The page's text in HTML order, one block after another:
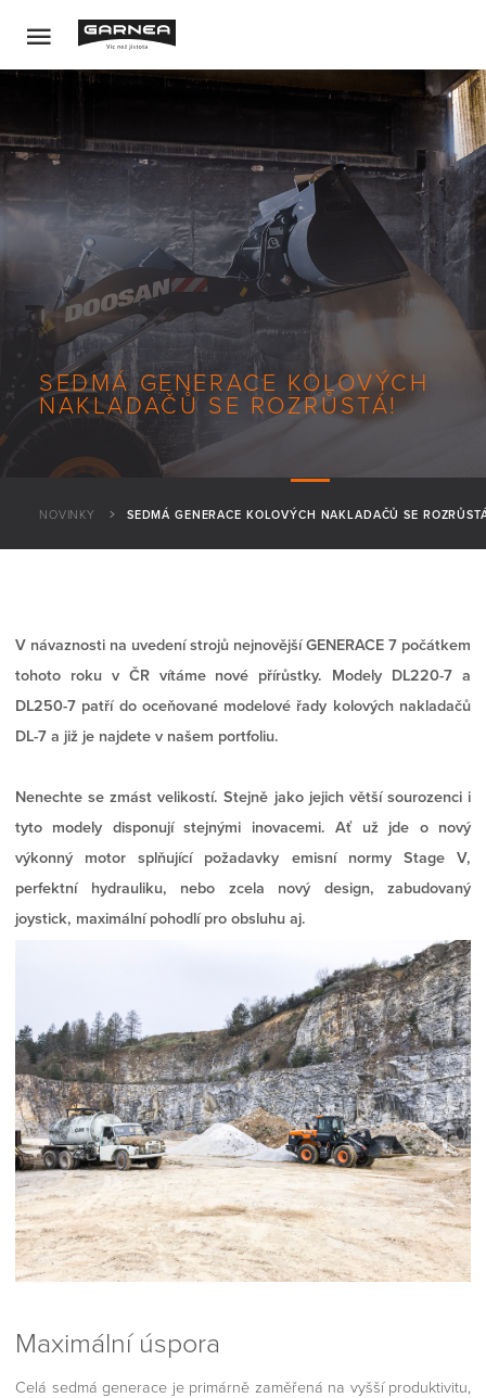
SEDMÁ GENERACE KOLOVÝCH
NAKLADAČŮ SE ROZRŮSTÁ!
NOVINKY SEDMÁ GENERACE KOLOVÝCH NAKLADAČŮ SE
V návaznosti na uvedení strojů nejnovější GENERACE 7 počátkem
tohoto roku v ČR vítáme nové přírůstky. Modely DL220-7 a
DL250-7 patří do oceňované modelové řady kolových nakladačů
DL-7 a již je najdete v našem portfoliu.
Nenechte se zmást velikostí. Stejně jako jejich větší sourozenci i
tyto modely disponují stejnými inovacemi. Ať už jde o nový
výkonný motor splňující požadavky emisní normy Stage V,
perfektní hydrauliku, nebo zcela nový design, zabudovaný
joystick, maximální pohodlí pro obsluhu aj.
Maximální úspora
Celá sedmá generace je primárně zaměřená na vyšší produktivitu,